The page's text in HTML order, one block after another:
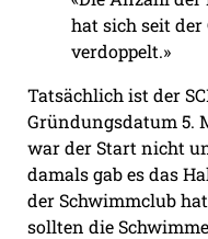
hat sich seit der
verdoppelt.»
Tatsächlich ist der
Gründungsdatum 5.
war der Start nicht
damals gab es das
der Schwimmclub
sollten die